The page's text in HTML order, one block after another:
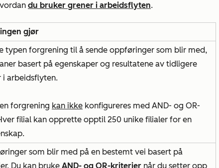
du bruker grener i arbeidsflyten.
gjør
typen forgrening til å sende oppføringer som blir med,
basert på egenskaper og resultatene av tidligere
i arbeidsflyten.
forgrening kan ikke konfigureres med AND- og OR-
filial kan opprette opptil 250 unike filialer for en
som blir med på en bestemt vei basert på
Du kan bruke AND- og OR-kriterier når du setter opp